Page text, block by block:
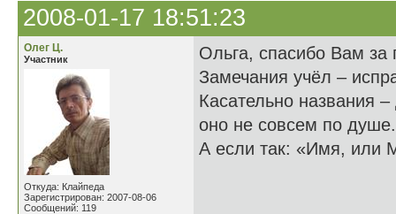
2008-01-17 18:51:23
Олег Ц.
Участник
Откуда: Клайпеда
Зарегистрирован: 2007-08-06
Сообщений: 119
Ольга, спасибо Вам
Замечания учёл –
Касательно названия
оно не совсем по
А если так: «Имя, или